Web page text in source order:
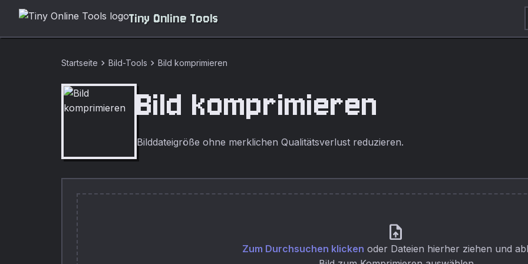
Tiny Online Tools
Startseite chevron_right Bild-Tools chevron_right Bild komprimieren
Bild komprimieren
Bilddateigröße ohne merklichen Qualitätsverlust reduzieren.
upload_file
Zum Durchsuchen klicken oder Dateien hierher ziehen und